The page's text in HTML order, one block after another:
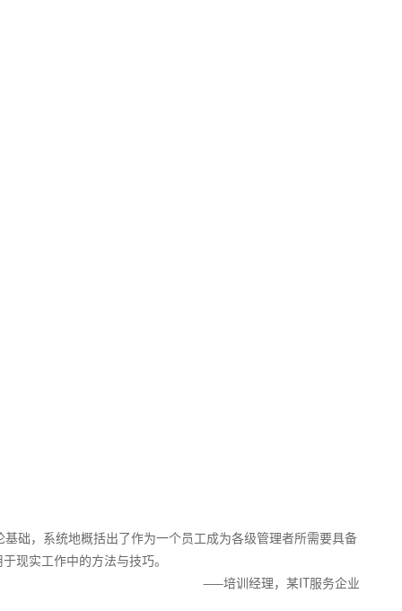
础，系统地概括出了作为一个员工成为各级管理者所需要具备
现实工作中的方法与技巧。
——培训经理，某IT服务企业